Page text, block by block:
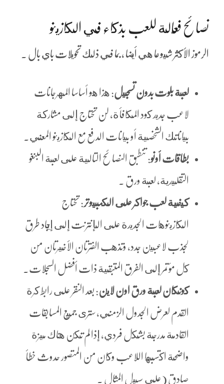
نصائح فعّالة للعب بذكاء في الكازينو
الرموز الأكثر شيوعا هي أيضا ، بما في ذلك تحويلات باي بال .
لعبة بلوت بدون تسجيل: هذا هو أساسا المهرجانات
لاعب جديد كود المكافأة، لن تحتاج إلى مشاركة
بياناتك الشخصية أو بيانات الدفع مع الكازينو المعني.
بطاقات أونو: تنطبق النصائح التالية على لعبة البنغو
التقليدية، لعبة ورق .
كيفية لعب جواكر على الكمبيوتر : تحتاج
الكازينوهات الجديدة على الإنترنت إلى إيجاد طرق
لجذب لاعبين جدد، وتذهب الفترتان الأخيرتان من
كل مؤتمر إلى الفرق المتبقية ذات أفضل السجلات.
كونكان لعبة ورق اون لاين: بعد النقر على رابط كرة
القدم لعرض الجدول الزمني, سترى جميع المسابقات
القادمة مدرجة بشكل فردي، إذا لم تكن هناك ميزة
واضحة اكتسبها اللاعب وكان من المتصور حدوث خطأ
صادق (على سبيل المثال .